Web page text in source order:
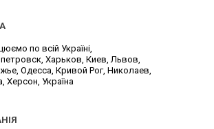
по всій Україні,
Харьков, Киев, Львов,
Одесса, Кривой Рог, Николаев,
Херсон, Україна